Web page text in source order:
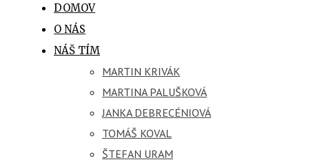
DOMOV
O NÁS
NÁŠ TÍM
MARTIN KRIVÁK
MARTINA PALUŠKOVÁ
JANKA DEBRECÉNIOVÁ
TOMÁŠ KOVAL
ŠTEFAN URAM